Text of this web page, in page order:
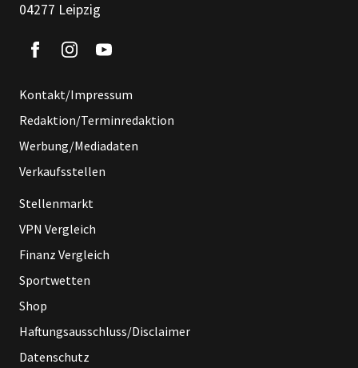
04277 Leipzig
Kontakt/Impressum
Redaktion/Terminredaktion
Werbung/Mediadaten
Verkaufsstellen
Stellenmarkt
VPN Vergleich
Finanz Vergleich
Sportwetten
Shop
Haftungsausschluss/Disclaimer
Datenschutz